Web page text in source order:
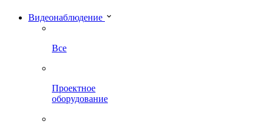
Видеонаблюдение
Все
Проектное
оборудование